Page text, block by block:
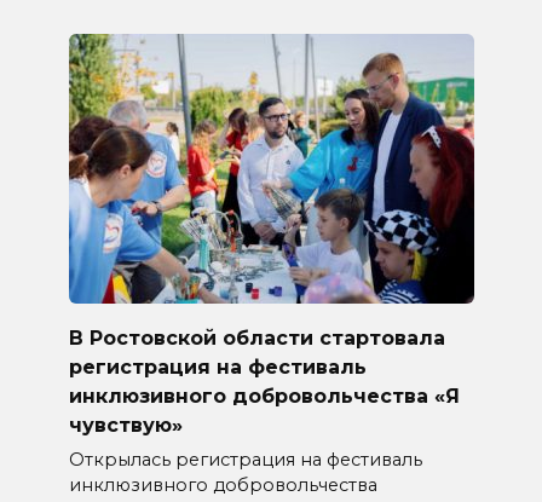
В Ростовской области стартовала
регистрация на фестиваль
инклюзивного добровольчества «Я
чувствую»
Открылась регистрация на фестиваль
инклюзивного добровольчества